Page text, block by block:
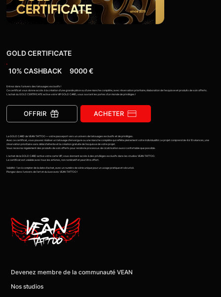
GOLD CERTIFICATE
10% CASHBACK 9000 €
Entrez dans l’univers des tatouages exclusifs !
Ce certificat vous donne accès à la création d’une grande pièce ou d’une manche complète, avec réservation prioritaire, élaboration de l’esquisse et produits de soin offerts.
L’achat du GOLD CERTIFICATE active votre VIP GOLD CARD, vous ouvrant les portes d’un monde de privilèges !
OFFRIR ACHETER
La GOLD CARD de VEAN TATTOO — votre passeport vers un univers de tatouages exclusifs et de privilèges.
Avec ce certificat, vous pouvez réaliser un tatouage d’envergure ou une manche complète qui reflète pleinement votre individualité. Le projet comprend de 4 à 10 séances, une
réservation prioritaire sans délai d’attente et la création gratuite de l’esquisse de votre projet.
Vous recevrez également des produits de soin offerts pour rendre le processus de cicatrisation aussi confortable que possible.
L’achat de la GOLD CARD active votre carte VIP, vous donnant accès à des privilèges exclusifs dans les studios VEAN TATTOO.
Le certificat est valable avec tous les artistes, non nominatif et peut être offert.
Validité : 1 an à compter de la date d’achat, avec un numéro de série unique pour un usage pratique et sécurisé.
Plongez dans l’univers de l’art et du luxe avec VEAN TATTOO !
Devenez membre de la communauté VEAN
Nos studios